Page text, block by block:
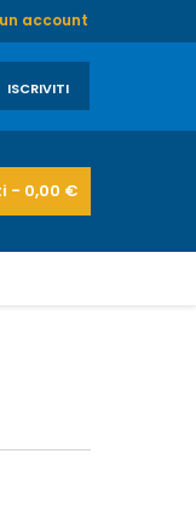
account
- 0,00 €